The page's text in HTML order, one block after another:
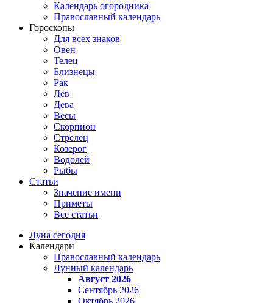
Календарь огородника
Православный календарь
Гороскопы
Для всех знаков
Овен
Телец
Близнецы
Рак
Лев
Дева
Весы
Скорпион
Стрелец
Козерог
Водолей
Рыбы
Статьи
Значение имени
Приметы
Все статьи
Луна сегодня
Календари
Православный календарь
Лунный календарь
Август 2026
Сентябрь 2026
Октябрь 2026